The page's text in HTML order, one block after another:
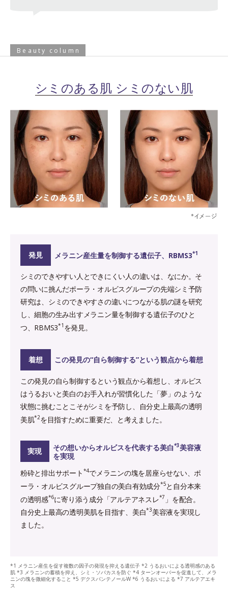
Beauty column
シミのある肌 シミのない肌
発見 メラニン産生量を制御する遺伝子、RBMS3*1
シミのできやすい人とできにくい人の違いは、なにか。そ
の問いに挑んだポーラ・オルビスグループの先端シミ予防
研究は、シミのできやすさの違いにつながる肌の謎を研究
し、細胞の生み出すメラニン量を制御する遺伝子のひと
つ、RBMS3*1 を発見。
着想 この発見の“自ら制御する”という観点から着想
この発見の自ら制御するという観点から着想し、オルビス
はうるおいと美白のお手入れが習慣化した「夢」のような
状態に挑むことこそがシミを予防し、自分史上最高の透明
美肌*2を目指すために重要だ、と考えました。
実現 その想いからオルビスを代表する美白*3美容液
を実現
粉砕と排出サポート *4でメラニンの塊を居座らせない、ポ
ーラ・オルビスグループ独自の美白有効成分*5と自分本来
の透明感*6に寄り添う成分「アルテアネスレ*7 」を配合。
自分史上最高の透明美肌を目指す、美白*3美容液を実現し
ました。
*1 メラニン産生を促す複数の因子の発現を抑える遺伝子 *2 うるおいによる透明感のある
肌 *3 メラニンの蓄積を抑え、シミ・ソバカスを防ぐ *4 ターンオーバーを促進して、メラ
ニンの塊を微細化すること *5 デクスパンテノールW *6 うるおいによる *7 アルテアエキ
ス